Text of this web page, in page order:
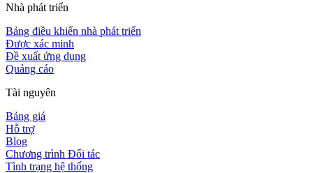
Nhà phát triển
Bảng điều khiển nhà phát triển
Được xác minh
Đề xuất ứng dụng
Quảng cáo
Tài nguyên
Bảng giá
Hỗ trợ
Blog
Chương trình Đối tác
Tình trạng hệ thống